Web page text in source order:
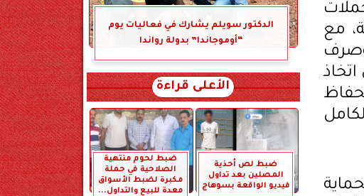
مع
وصرف
الدكتور سويلم يشارك في فعاليات يوم
“أوموجاندا” بدولة رواندا
الأعلى قراءة
ضبط لص أحذية
المصلين بعد تداول
فيديو الواقعة بسوهاج
ضبط لحوم منتهية
الصلاحية في حملة
مكبرة لضبط الأسواق
معدة للبيع والتداول...